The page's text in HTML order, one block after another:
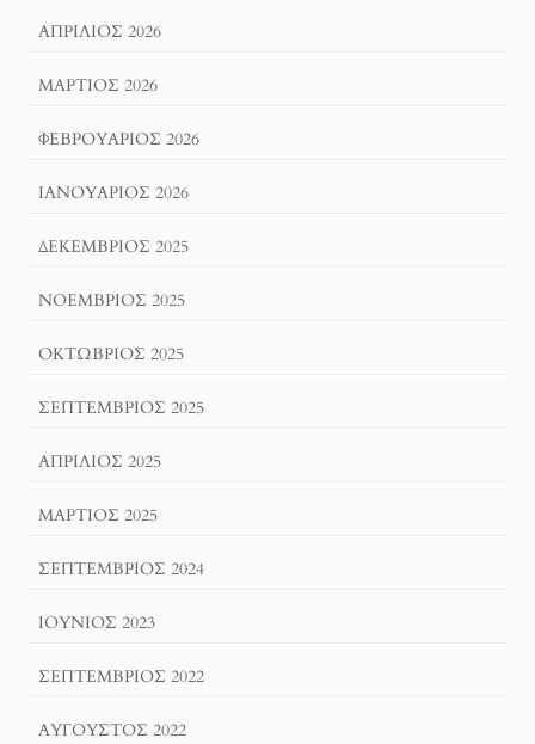
ΑΠΡΊΛΙΟΣ 2026
ΜΆΡΤΙΟΣ 2026
ΦΕΒΡΟΥΆΡΙΟΣ 2026
ΙΑΝΟΥΆΡΙΟΣ 2026
ΔΕΚΈΜΒΡΙΟΣ 2025
ΝΟΈΜΒΡΙΟΣ 2025
ΟΚΤΏΒΡΙΟΣ 2025
ΣΕΠΤΈΜΒΡΙΟΣ 2025
ΑΠΡΊΛΙΟΣ 2025
ΜΆΡΤΙΟΣ 2025
ΣΕΠΤΈΜΒΡΙΟΣ 2024
ΙΟΎΝΙΟΣ 2023
ΣΕΠΤΈΜΒΡΙΟΣ 2022
ΑΎΓΟΥΣΤΟΣ 2022